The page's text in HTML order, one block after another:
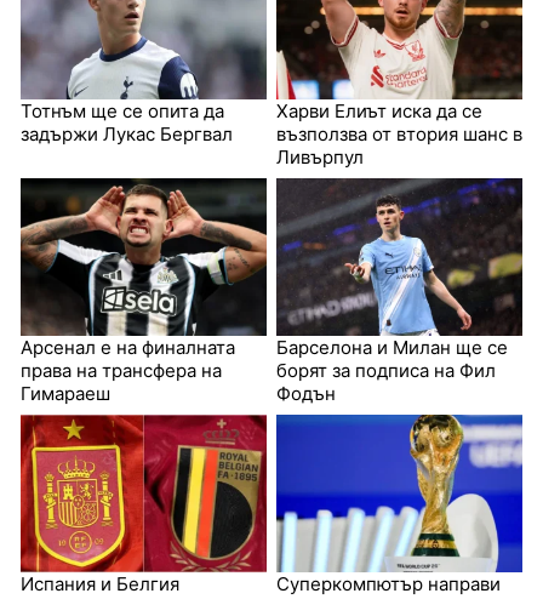
Тотнъм ще се опита да
задържи Лукас Бергвал
Харви Елиът иска да се
възползва от втория шанс в
Ливърпул
Арсенал е на финалната
права на трансфера на
Гимараеш
Барселона и Милан ще се
борят за подписа на Фил
Фодън
Испания и Белгия
Суперкомпютър направи